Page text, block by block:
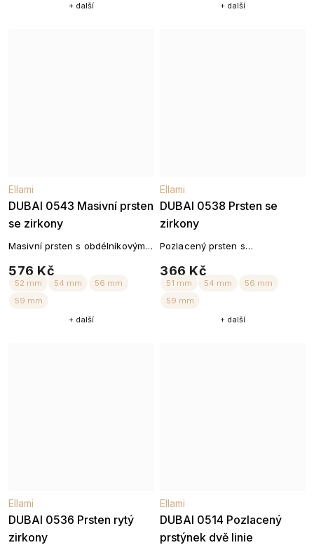
56 mm 52 mm
+ další + další
DUBAI 0543 Masivní prsten
se zirkony
Ellami
576 Kč
Masivní prsten s obdélníkovými
+ další
DUBAI 0538 Prsten se
zirkony
Ellami
366 Kč
Pozlacený prsten s
+ další
DUBAI 0536 Prsten rytý
zirkony
Ellami
DUBAI 0514 Pozlacený
prstýnek dvě linie
Ellami